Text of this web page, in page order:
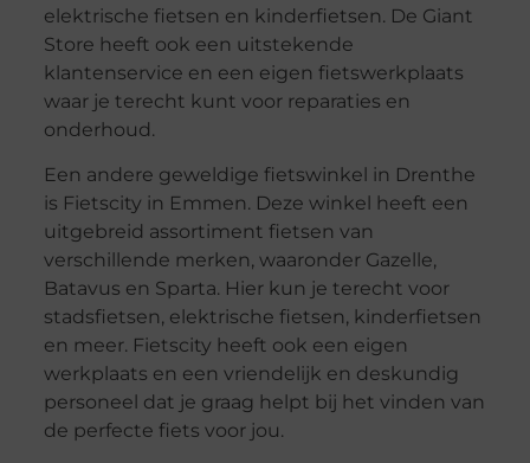
elektrische fietsen en kinderfietsen. De Giant
Store heeft ook een uitstekende
klantenservice en een eigen fietswerkplaats
waar je terecht kunt voor reparaties en
onderhoud.
Een andere geweldige fietswinkel in Drenthe
is Fietscity in Emmen. Deze winkel heeft een
uitgebreid assortiment fietsen van
verschillende merken, waaronder Gazelle,
Batavus en Sparta. Hier kun je terecht voor
stadsfietsen, elektrische fietsen, kinderfietsen
en meer. Fietscity heeft ook een eigen
werkplaats en een vriendelijk en deskundig
personeel dat je graag helpt bij het vinden van
de perfecte fiets voor jou.